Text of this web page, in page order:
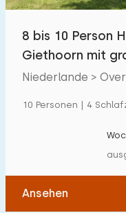
8 bis 10 Person
Giethoorn mit
Niederlande >
10 Personen | 4
Ansehen